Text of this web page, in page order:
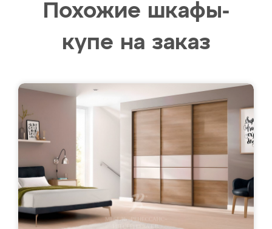
Похожие шкафы-
купе на заказ